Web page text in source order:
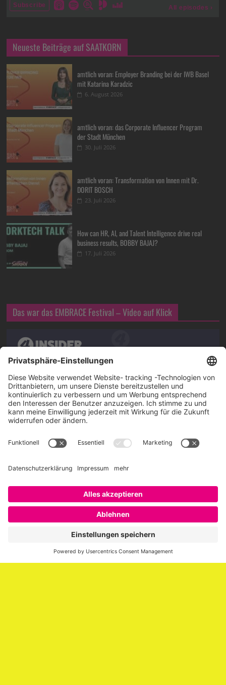
Neueste Beiträge auf SAATKORN
amtlich voran: Employer Branding bei der IWB Basel
mit Katarina Karadzic
6. August 2026
amtlich voran: das Corporate Influencer Program
der Stadt München
30. Juli 2026
amtlich voran: Transformation von Innen mit Dr.
DORIT BOSCH
23. Juli 2026
How can HR, AI, and Talent Intelligence drive real
business results, BOBBY BAJAJ?
17. Juli 2026
Das war das EMBRACE Festival – Video auf Klick
Über SAATKORN
SAATKORN ist der Blog von Gero Hesse. Seit 2009 schreibt
er über die Themen Employer Branding,